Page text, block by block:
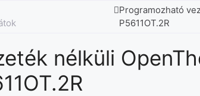
Programozható
P5611OT.2R
nélküli